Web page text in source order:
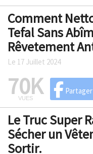
Comment
Tefal Sans
Rêvetement
Le 17 Juillet 2024
70K
VUES
Partager
Le Truc Super
Sécher un
Sortir.